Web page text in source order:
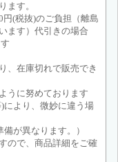
ます。
(税抜)のご負担（離島
ます）代引きの場合
、在庫切れで販売でき
うに努めております
により、微妙に違う場
が異なります。）
ので、商品詳細をご確